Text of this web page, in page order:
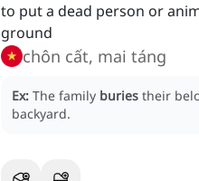
to put a dead person or
ground
chôn cất, mai táng
Ex: The family buries their
backyard.